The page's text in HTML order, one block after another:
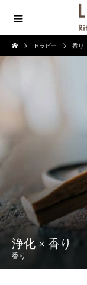
セラピー 香り
浄化 × 香り
香り